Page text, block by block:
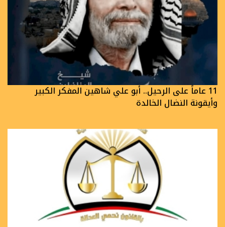
11 عاماً على الرحيل.. أبو علي شاهين المفكر الكبير
وأيقونة النضال الخالدة